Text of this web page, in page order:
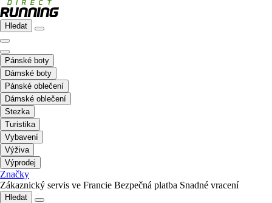
Hledat
Pánské boty
Dámské boty
Pánské oblečení
Dámské oblečení
Stezka
Turistika
Vybavení
Výživa
Výprodej
Značky
Zákaznický servis ve Francie Bezpečná platba Snadné vracení
Hledat